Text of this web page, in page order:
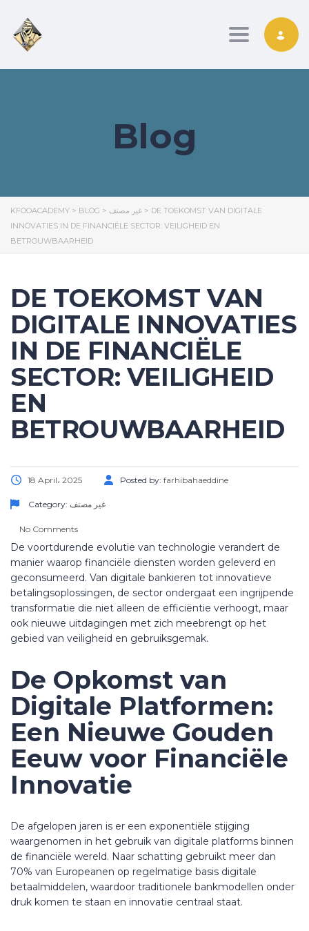
Toggle
Blog
KFOOACADEMY > BLOG > غير مصنف > DE TOEKOMST VAN DIGITALE
INNOVATIES IN DE FINANCIËLE SECTOR: VEILIGHEID EN
BETROUWBAARHEID
DE TOEKOMST VAN
DIGITALE INNOVATIES
IN DE FINANCIËLE
SECTOR: VEILIGHEID
EN
BETROUWBAARHEID
18 April، 2025 Posted by: farhibahaeddine
Category: غير مصنف
No Comments
De voortdurende evolutie van technologie verandert de
manier waarop financiële diensten worden geleverd en
geconsumeerd. Van digitale bankieren tot innovatieve
betalingsoplossingen, de sector ondergaat een ingrijpende
transformatie die niet alleen de efficiëntie verhoogt, maar
ook nieuwe uitdagingen met zich meebrengt op het
gebied van veiligheid en gebruiksgemak.
De Opkomst van
Digitale Platformen:
Een Nieuwe Gouden
Eeuw voor Financiële
Innovatie
De afgelopen jaren is er een exponentiële stijging
waargenomen in het gebruik van digitale platforms binnen
de financiële wereld. Naar schatting gebruikt meer dan
70% van Europeanen op regelmatige basis digitale
betaalmiddelen, waardoor traditionele bankmodellen onder
druk komen te staan en innovatie centraal staat.